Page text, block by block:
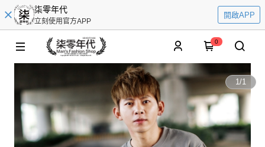
柒零年代
立刻使用官方APP
開啟APP
0
1/1